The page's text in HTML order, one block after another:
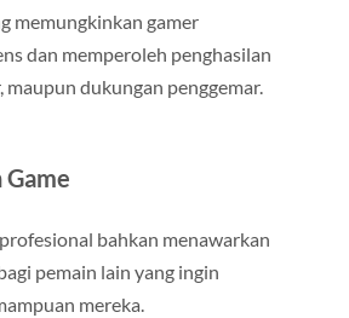
memungkinkan gamer
dan memperoleh penghasilan
maupun dukungan penggemar.
Game
bahkan menawarkan
pemain lain yang ingin
mereka.